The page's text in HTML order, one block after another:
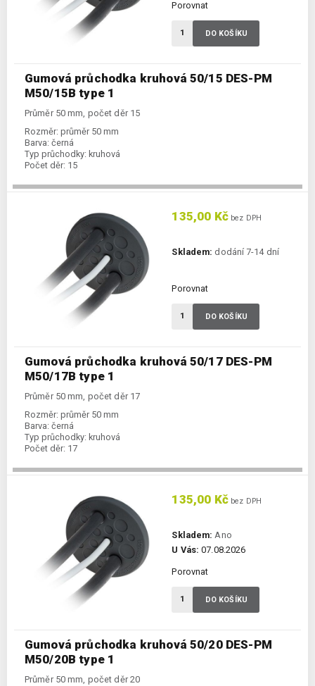
Gumová průchodka kruhová 50/15 DES-PM
M50/15B type 1
Průměr 50 mm, počet děr 15
Rozměr: průměr 50 mm
Barva: černá
Typ průchodky: kruhová
Počet děr: 15
Porovnat
DO KOŠÍKU
Gumová průchodka kruhová 50/17 DES-PM
M50/17B type 1
Průměr 50 mm, počet děr 17
Rozměr: průměr 50 mm
Barva: černá
Typ průchodky: kruhová
Počet děr: 17
135,00 Kč bez DPH
Skladem: dodání 7-14 dní
Porovnat
DO KOŠÍKU
Gumová průchodka kruhová 50/20 DES-PM
M50/20B type 1
Průměr 50 mm, počet děr 20
135,00 Kč bez DPH
Skladem: Ano
U Vás: 07.08.2026
Porovnat
DO KOŠÍKU